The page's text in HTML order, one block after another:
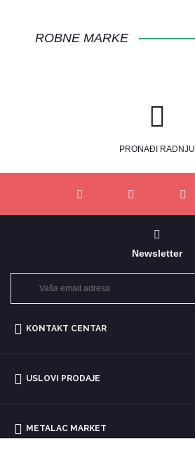
ROBNE MARKE
PRONAĐI RADNJU
Newsletter
KONTAKT CENTAR
USLOVI PRODAJE
METALAC MARKET